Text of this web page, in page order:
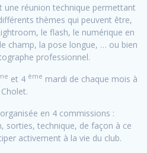
une réunion technique permettant
thèmes qui peuvent être,
le flash, le numérique en
champ, la pose longue, … ou bien
professionnel.
et 4 ème mardi de chaque mois à
Cholet.
en 4 commissions :
sorties, technique, de façon à ce
activement à la vie du club.